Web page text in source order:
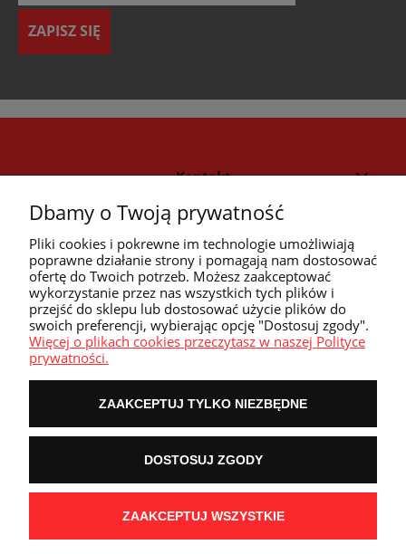
ZAPISZ SIĘ
Strefa klienta
Przyczółek
Przydatne linki
Kontakt
NASZE ODZNAKI
Dbamy o Twoją prywatność
Pliki cookies i pokrewne im technologie umożliwiają
poprawne działanie strony i pomagają nam dostosować
ofertę do Twoich potrzeb. Możesz zaakceptować
wykorzystanie przez nas wszystkich tych plików i
przejść do sklepu lub dostosować użycie plików do
swoich preferencji, wybierając opcję "Dostosuj zgody".
Więcej o plikach cookies przeczytasz w naszej Polityce
prywatności.
ZAAKCEPTUJ TYLKO NIEZBĘDNE
DOSTOSUJ ZGODY
ZAAKCEPTUJ WSZYSTKIE